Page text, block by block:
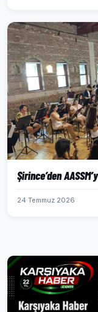
Şirince’den
24 Temmuz 2026